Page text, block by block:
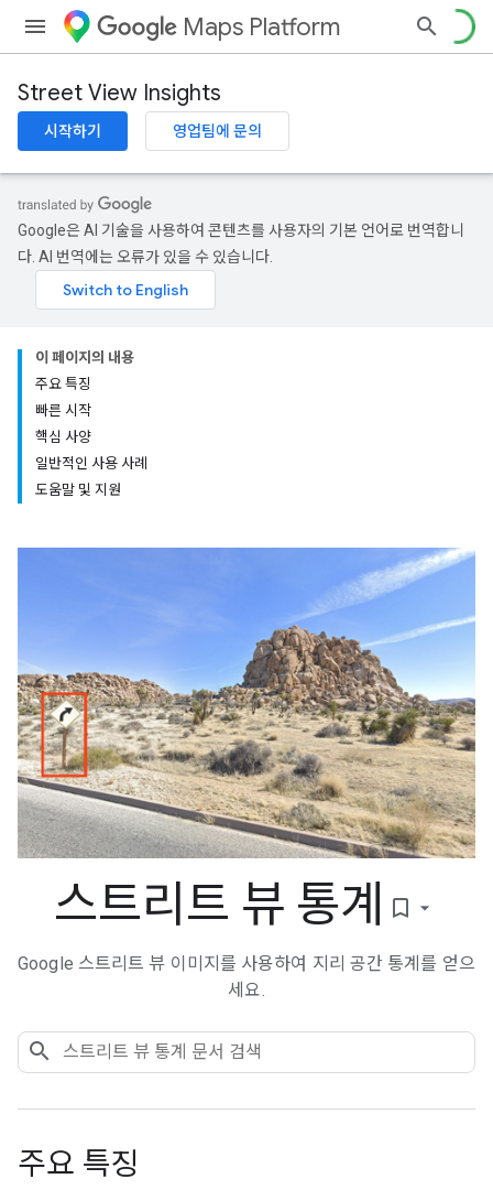
Maps Platform
Street View Insights
시작하기 영업팀에 문의
Google은 AI 기술을 사용하여 콘텐츠를 사용자의 기본 언어로 번역합니
다. AI 번역에는 오류가 있을 수 있습니다.
이 페이지의 내용
주요 특징
빠른 시작
핵심 사양
일반적인 사용 사례
도움말 및 지원
스트리트 뷰 통계 bookmark_border
Google 스트리트 뷰 이미지를 사용하여 지리 공간 통계를 얻으
세요.
주요 특징